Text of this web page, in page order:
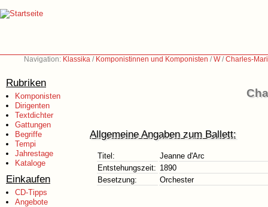
Navigation: Klassika / Komponistinnen und Komponisten /W/Charles-
Rubriken
Komponisten
Dirigenten
Textdichter
Gattungen
Begriffe
Tempi
Jahrestage
Kataloge
Einkaufen
CD-Tipps
Angebote
Allgemeine Angaben zum Ballett:
Titel:
Jeanne d'Arc
Entstehungszeit: 1890
Besetzung:
Orchester